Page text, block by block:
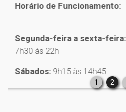
Horário de
Segunda-
1 2